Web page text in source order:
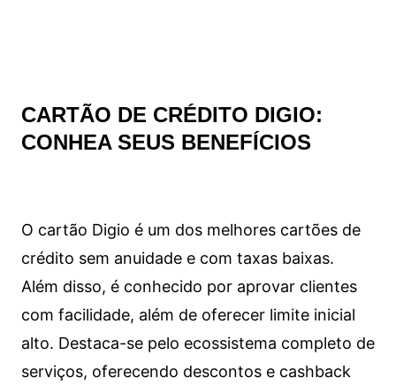
CARTÃO DE CRÉDITO DIGIO:
CONHEA SEUS BENEFÍCIOS
O cartão Digio é um dos melhores cartões de
crédito sem anuidade e com taxas baixas.
Além disso, é conhecido por aprovar clientes
com facilidade, além de oferecer limite inicial
alto. Destaca-se pelo ecossistema completo de
serviços, oferecendo descontos e cashback